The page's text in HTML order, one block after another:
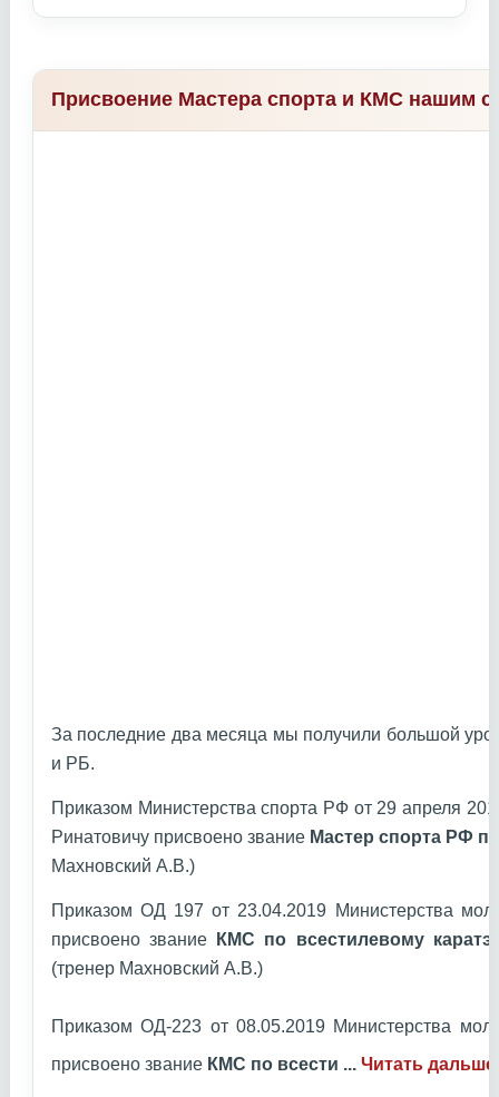
Присвоение Мастера спорта и КМС нашим
За последние два месяца мы получили большой
и РБ.
Приказом Министерства спорта РФ от 29 апреля
Ринатовичу присвоено звание Мастер спорта РФ
Махновский А.В.)
Приказом ОД 197 от 23.04.2019 Министерства
присвоено звание
КМС по всестилевому каратэ
(тренер Махновский А.В.)
Приказом ОД-223 от 08.05.2019 Министерства
присвоено звание КМС по всести ... Читать дальше